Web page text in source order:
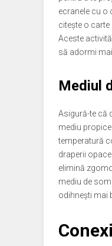
ecranele cu o
citește o carte
Aceste
să adormi
Mediul
Asigură-te că
mediu
temperatură
draperii
elimină
mediu de
odihnești mai